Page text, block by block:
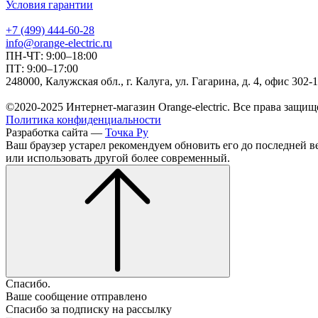
Условия гарантии
+7 (499) 444-60-28
info@orange-electric.ru
ПН-ЧТ: 9:00–18:00
ПТ: 9:00–17:00
248000, Калужская обл., г. Калуга, ул. Гагарина, д. 4, офис 302-
©2020-2025 Интернет-магазин Orange-electric. Все права
Политика конфиденциальности
Разработка сайта — Точка Ру
Ваш браузер устарел рекомендуем обновить его до последней
или использовать другой более современный.
Спасибо.
Ваше сообщение отправлено
Спасибо за подписку на рассылку